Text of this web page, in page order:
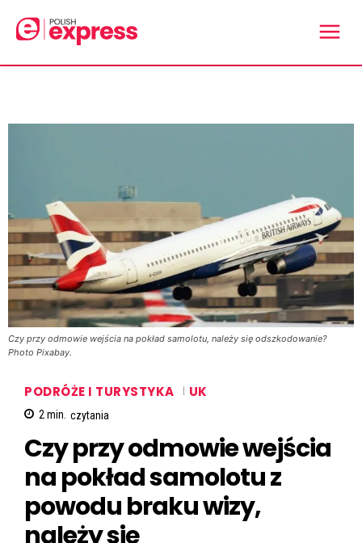
Czy przy odmowie wejścia na pokład samolotu, należy się odszkodowanie?
Photo Pixabay.
PODRÓŻE I TURYSTYKA UK
2min. czytania
Czy przy odmowie wejścia
na pokład samolotu z
powodu braku wizy,
należy się